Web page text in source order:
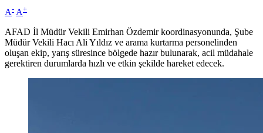
A- A+
AFAD İl Müdür Vekili Emirhan Özdemir koordinasyonunda, Şube
Müdür Vekili Hacı Ali Yıldız ve arama kurtarma personelinden
oluşan ekip, yarış süresince bölgede hazır bulunarak, acil müdahale
gerektiren durumlarda hızlı ve etkin şekilde hareket edecek.